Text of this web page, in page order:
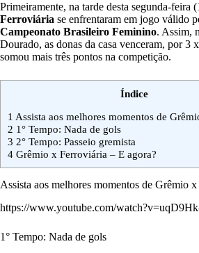
Primeiramente, na tarde desta segunda-feira
Ferroviária se enfrentaram em jogo válido
Campeonato Brasileiro Feminino. Assim,
Dourado, as donas da casa venceram, por 3
somou mais três pontos na competição.
Índice
1 Assista aos melhores momentos de
2 1° Tempo: Nada de gols
3 2° Tempo: Passeio gremista
4 Grêmio x Ferroviária – E agora?
Assista aos melhores momentos de Grêmio
https://www.youtube.com/
1° Tempo: Nada de gols